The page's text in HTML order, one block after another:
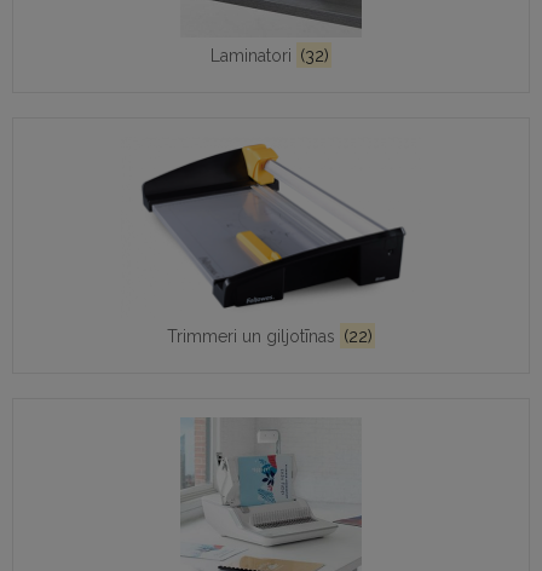
Laminatori (32)
Trimmeri un giljotīnas (22)